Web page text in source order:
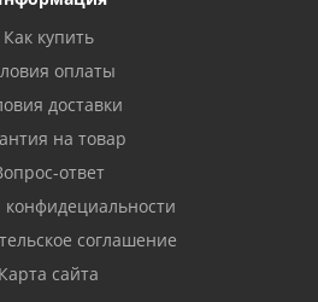
Как купить
оплаты
доставки
на товар
ответ
конфидециальности
соглашение
Карта сайта